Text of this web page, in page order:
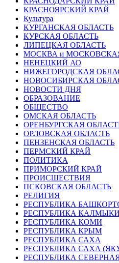
КРАСНОЯРСКИЙ КРАЙ
Культура
КУРГАНСКАЯ ОБЛАСТЬ
КУРСКАЯ ОБЛАСТЬ
ЛИПЕЦКАЯ ОБЛАСТЬ
МОСКВА и
НЕНЕЦКИЙ АО
НИЖЕГОРОДСКАЯ
НОВОСИБИРСКАЯ
НОВОСТИ ДНЯ
ОБРАЗОВАНИЕ
ОБЩЕСТВО
ОМСКАЯ ОБЛАСТЬ
ОРЕНБУРГСКАЯ
ОРЛОВСКАЯ ОБЛАСТЬ
ПЕНЗЕНСКАЯ ОБЛАСТЬ
ПЕРМСКИЙ КРАЙ
ПОЛИТИКА
ПРИМОРСКИЙ КРАЙ
ПРОИСШЕСТВИЯ
ПСКОВСКАЯ ОБЛАСТЬ
РЕЛИГИЯ
РЕСПУБЛИКА
РЕСПУБЛИКА
РЕСПУБЛИКА КОМИ
РЕСПУБЛИКА КРЫМ
РЕСПУБЛИКА САХА
РЕСПУБЛИКА САХА
РЕСПУБЛИКА